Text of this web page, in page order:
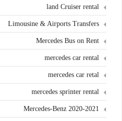
land Cruiser rental
Limousine & Airports Transfers
Mercedes Bus on Rent
mercedes car rental
mercedes car retal
mercedes sprinter rental
Mercedes-Benz 2020-2021